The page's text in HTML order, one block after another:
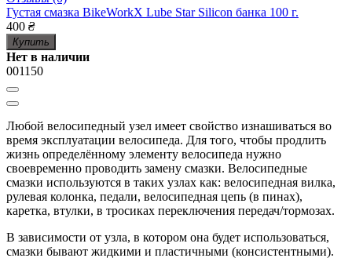
Густая смазка BikeWorkX Lube Star Silicon банка 100 г.
400 ₴
Купить
Нет в наличии
001150
Любой велосипедный узел имеет свойство изнашиваться во
время эксплуатации велосипеда. Для того, чтобы продлить
жизнь определённому элементу велосипеда нужно
своевременно проводить замену смазки. Велосипедные
смазки используются в таких узлах как: велосипедная вилка,
рулевая колонка, педали, велосипедная цепь (в пинах),
каретка, втулки, в тросиках переключения передач/тормозах.
В зависимости от узла, в котором она будет использоваться,
смазки бывают жидкими и пластичными (консистентными).